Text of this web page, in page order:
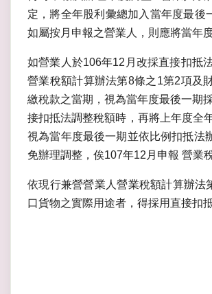
定，將全年股利彙總加入當年度最後
如屬按月申報之營業人，則應將當年
如營業人於106年12月改採直接扣抵
營業稅額計算辦法第8條之1第2項及
繳稅款之當期，視為當年度最後一期
接扣抵法調整稅額時，再將上年度全
視為當年度最後一期並依比例扣抵法
免辦理調整，俟107年12月申報 營業
依現行兼營營業人營業稅額計算辦
口貨物之實際用途者，得採用直接扣